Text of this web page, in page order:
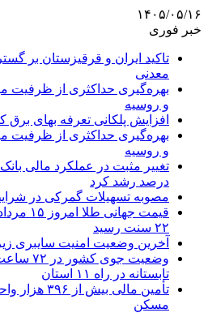
۱۴۰۵/۰۵/۱۶
خبر فوری
تاکید ایران و قرقیزستان بر
معدنی
بهره‌گیری حداکثری از ظرفیت
و روسیه
افزایش پلکانی تعرفه بهای
بهره‌گیری حداکثری از ظرفیت
و روسیه
درصد رشد کرد
مصوبه تسهیلات گمرکی در
۲۲ سنت رسید
آخرین وضعیت امنیت سایبری
وضعیت
تابستانه در راه ۱۱ استان
تأمین مالی
مسکن